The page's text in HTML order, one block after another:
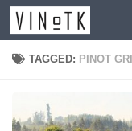
Skip to content
TAGGED: PINOT